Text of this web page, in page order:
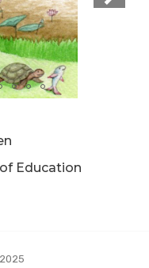
Education